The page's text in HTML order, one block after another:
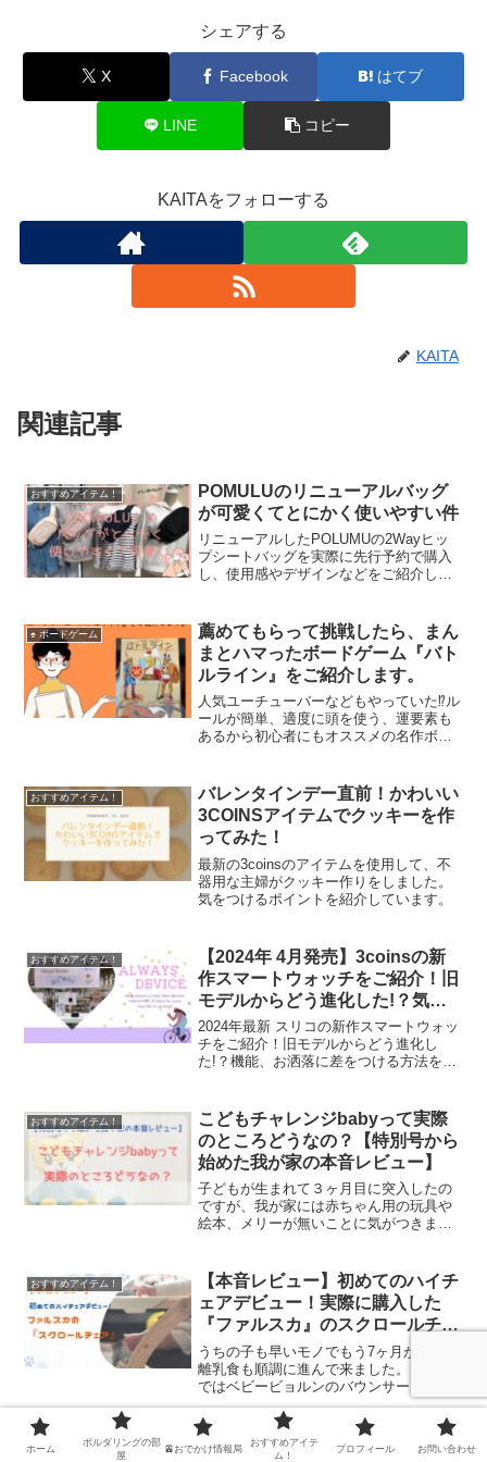
シェアする
X Facebook はてブ
LINE コピー
KAITAをフォローする
KAITA
関連記事
おすすめアイテム！
POMULUのリニューアルバッグ
が可愛くてとにかく使いやすい件
リニューアルしたPOLUMUの2Wayヒッ
プシートバッグを実際に先行予約で購入
し、使用感やデザインなどをご紹介して
♠ ボードゲーム
薦めてもらって挑戦したら、まん
まとハマったボードゲーム『バト
ルライン』をご紹介します。
人気ユーチューバーなどもやっていた⁉ル
ールが簡単、適度に頭を使う、運要素も
あるから初心者にもオススメの名作ボー
おすすめアイテム！
バレンタインデー直前！かわいい
3COINSアイテムでクッキーを作
ってみた！
最新の3coinsのアイテムを使用して、不
器用な主婦がクッキー作りをしました。
気をつけるポイントを紹介しています。
おすすめアイテム！
【2024年 4月発売】3coinsの新
作スマートウォッチをご紹介！旧
モデルからどう進化した!？気に
なる機能、お洒落に差をつける方
法をご紹介！
2024年最新 スリコの新作スマートウォッ
チをご紹介！旧モデルからどう進化し
た!？機能、お洒落に差をつける方法をご
おすすめアイテム！
こどもチャレンジbabyって実際
のところどうなの？【特別号から
始めた我が家の本音レビュー】
子どもが生まれて３ヶ月目に突入したの
ですが、我が家には赤ちゃん用の玩具や
絵本、メリーが無いことに気がつきまし
トやユリカゴであやすといった具合で親
目線ではありますが、単調...
おすすめアイテム！
【本音レビュー】初めてのハイチ
ェアデビュー！実際に購入した
『ファルスカ』のスクロールチェ
アをレビュー!！
うちの子も早いモノでもう7ヶ月が過ぎ、
離乳食も順調に進んで来ました。これま
ではベビービョルンのバウンサーに座ら
せて、離乳食を食べさせていたのです
が、少し動くとお尻がズレて姿勢が安定
しないので、そろそろ椅子に座る事にも
慣れさせないとなぁっと思...
ホーム
ボルダリングの部
屋
🚈おでかけ情報局
おすすめアイテ
ム！
プロフィール お問い合わせ